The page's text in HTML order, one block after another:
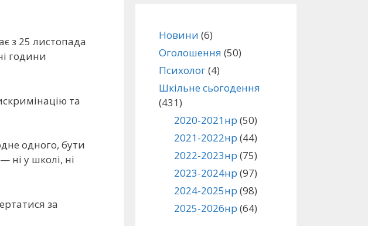
з 25 листопада
години
та
одного, бути
ні у школі, ні
за
Новини (6)
Оголошення (50)
Психолог(4)
Шкільне сьогодення
(431)
2020-2021нр (50)
2021-2022нр (44)
2022-2023нр (75)
2023-2024нр (97)
2024-2025нр (98)
2025-2026нр (64)